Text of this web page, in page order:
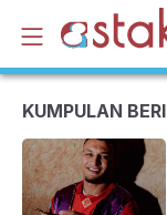
KUMPULAN